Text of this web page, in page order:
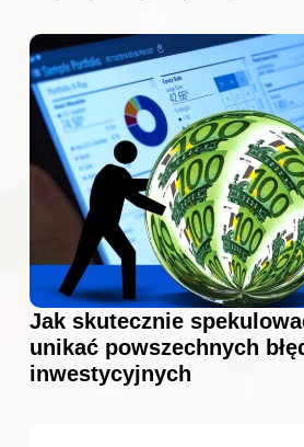
Jak skutecznie
unikać powszechnych
inwestycyjnych